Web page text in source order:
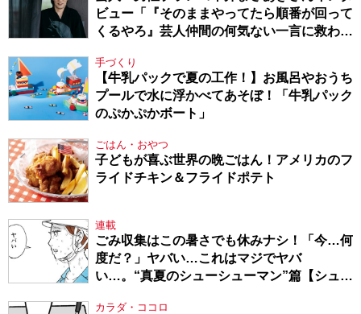
ビュー「『そのままやってたら順番が回って
くるやろ』芸人仲間の何気ない一言に救われ
手づくり
【牛乳パックで夏の工作！】お風呂やおうち
プールで水に浮かべてあそぼ！「牛乳パック
のぷかぷかボート」
ごはん・おやつ
子どもが喜ぶ世界の晩ごはん！アメリカのフ
ライドチキン＆フライドポテト
連載
ごみ収集はこの暑さでも休みナシ！「今…何
度だ？」ヤバい…これはマジでヤバ
い…。“真夏のシューシューマン”篇【シュー
カラダ・ココロ